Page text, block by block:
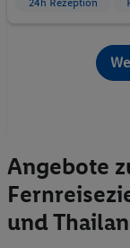
Angebote
und